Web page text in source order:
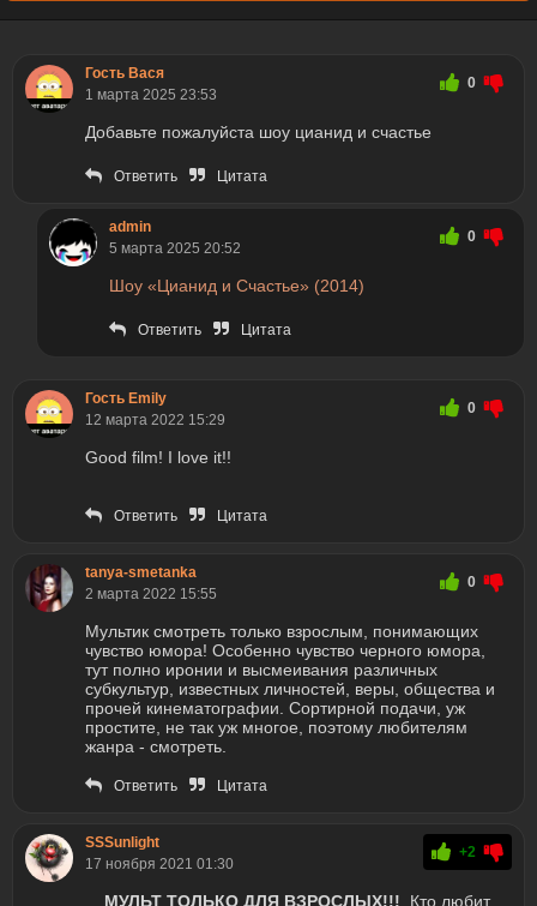
Гость Вася
1 марта 2025 23:53
0
Добавьте пожалуйста шоу цианид и счастье
Ответить Цитата
admin
5 марта 2025 20:52
0
Шоу «Цианид и Счастье» (2014)
Ответить Цитата
Гость Emily
12 марта 2022 15:29
0
Good film! I love it!!
Ответить Цитата
tanya-smetanka
2 марта 2022 15:55
0
Мультик смотреть только взрослым, понимающих
чувство юмора! Особенно чувство черного юмора,
тут полно иронии и высмеивания различных
субкультур, известных личностей, веры, общества и
прочей кинематографии. Сортирной подачи, уж
простите, не так уж многое, поэтому любителям
жанра - смотреть.
Ответить Цитата
SSSunlight
17 ноября 2021 01:30
+2
МУЛЬТ ТОЛЬКО ДЛЯ ВЗРОСЛЫХ!!!
Кто любит